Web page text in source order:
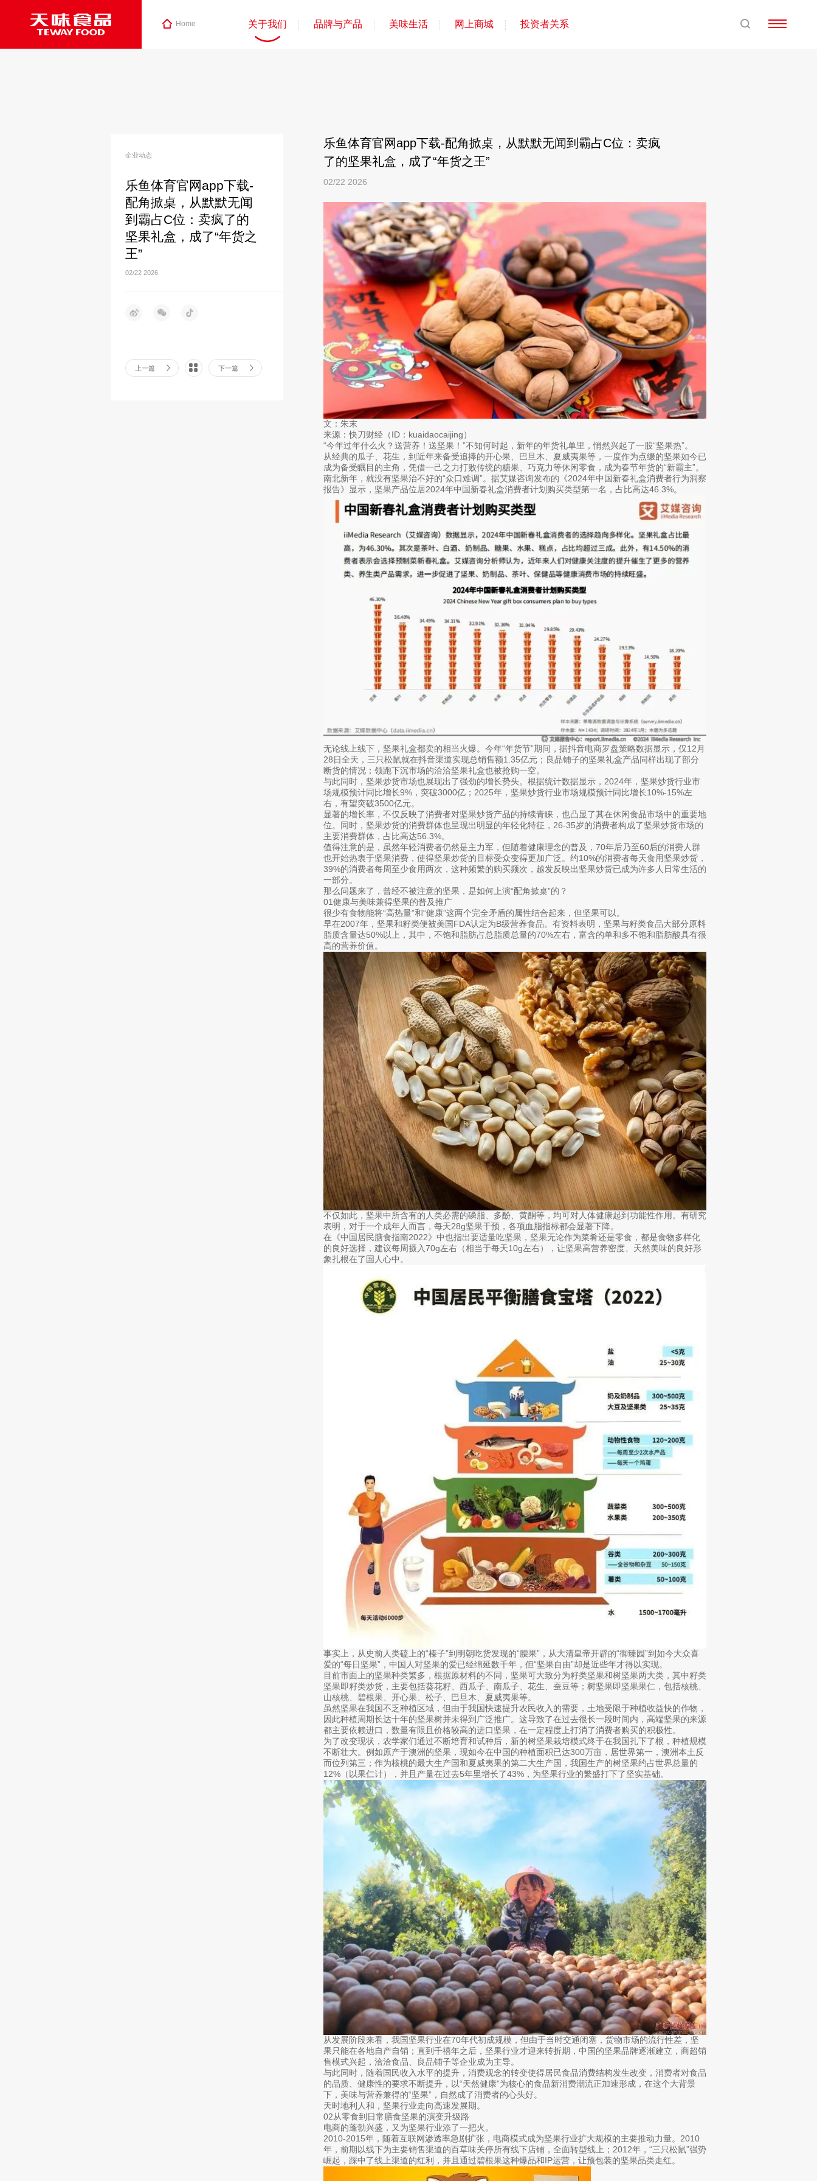
Home 关于我们 品牌与产品 美味生活 网上商城 投资者关系
企业动态
乐鱼体育官网app下载-
配角掀桌，从默默无闻
到霸占C位：卖疯了的
坚果礼盒，成了“年货之
王”
02/22 2026
上一篇 下一篇
乐鱼体育官网app下载-配角掀桌，从默默无闻到霸占C位：卖疯
了的坚果礼盒，成了“年货之王”
02/22 2026
文：朱末
来源：快刀财经（ID：kuaidaocaijing）
“今年过年什么火？送营养！送坚果！”不知何时起，新年的年货礼单里，悄然兴起了一股“坚果热”。
从经典的瓜子、花生，到近年来备受追捧的开心果、巴旦木、夏威夷果等，一度作为点缀的坚果如今已
成为备受瞩目的主角，凭借一己之力打败传统的糖果、巧克力等休闲零食，成为春节年货的“新霸主”。
南北新年，就没有坚果治不好的“众口难调”。据艾媒咨询发布的《2024年中国新春礼盒消费者行为洞察
报告》显示，坚果产品位居2024年中国新春礼盒消费者计划购买类型第一名，占比高达46.3%。
无论线上线下，坚果礼盒都卖的相当火爆。今年“年货节”期间，据抖音电商罗盘策略数据显示，仅12月
28日全天，三只松鼠就在抖音渠道实现总销售额1.35亿元；良品铺子的坚果礼盒产品同样出现了部分
断货的情况；领跑下沉市场的洽洽坚果礼盒也被抢购一空。
与此同时，坚果炒货市场也展现出了强劲的增长势头。根据统计数据显示，2024年，坚果炒货行业市
场规模预计同比增长9%，突破3000亿；2025年，坚果炒货行业市场规模预计同比增长10%-15%左
右，有望突破3500亿元。
显著的增长率，不仅反映了消费者对坚果炒货产品的持续青睐，也凸显了其在休闲食品市场中的重要地
位。同时，坚果炒货的消费群体也呈现出明显的年轻化特征，26-35岁的消费者构成了坚果炒货市场的
主要消费群体，占比高达56.3%。
值得注意的是，虽然年轻消费者仍然是主力军，但随着健康理念的普及，70年后乃至60后的消费人群
也开始热衷于坚果消费，使得坚果炒货的目标受众变得更加广泛。约10%的消费者每天食用坚果炒货，
39%的消费者每周至少食用两次，这种频繁的购买频次，越发反映出坚果炒货已成为许多人日常生活的
一部分。
那么问题来了，曾经不被注意的坚果，是如何上演“配角掀桌”的？
01健康与美味兼得坚果的普及推广
很少有食物能将“高热量”和“健康”这两个完全矛盾的属性结合起来，但坚果可以。
早在2007年，坚果和籽类便被美国FDA认定为B级营养食品。有资料表明，坚果与籽类食品大部分原料
脂质含量达50%以上，其中，不饱和脂肪占总脂质总量的70%左右，富含的单和多不饱和脂肪酸具有很
高的营养价值。
不仅如此，坚果中所含有的人类必需的磷脂、多酚、黄酮等，均可对人体健康起到功能性作用。有研究
表明，对于一个成年人而言，每天28g坚果干预，各项血脂指标都会显著下降。
在《中国居民膳食指南2022》中也指出要适量吃坚果，坚果无论作为菜肴还是零食，都是食物多样化
的良好选择，建议每周摄入70g左右（相当于每天10g左右），让坚果高营养密度、天然美味的良好形
象扎根在了国人心中。
事实上，从史前人类磕上的“榛子”到明朝吃货发现的“腰果”，从大清皇帝开辟的“御臻园”到如今大众喜
爱的“每日坚果”，中国人对坚果的爱已经绵延数千年，但“坚果自由”却是近些年才得以实现。
目前市面上的坚果种类繁多，根据原材料的不同，坚果可大致分为籽类坚果和树坚果两大类，其中籽类
坚果即籽类炒货，主要包括葵花籽、西瓜子、南瓜子、花生、蚕豆等；树坚果即坚果果仁，包括核桃、
山核桃、碧根果、开心果、松子、巴旦木、夏威夷果等。
虽然坚果在我国不乏种植区域，但由于我国快速提升农民收入的需要，土地受限于种植收益快的作物，
因此种植周期长达十年的坚果树并未得到广泛推广。这导致了在过去很长一段时间内，高端坚果的来源
都主要依赖进口，数量有限且价格较高的进口坚果，在一定程度上打消了消费者购买的积极性。
为了改变现状，农学家们通过不断培育和试种后，新的树坚果栽培模式终于在我国扎下了根，种植规模
不断壮大。例如原产于澳洲的坚果，现如今在中国的种植面积已达300万亩，居世界第一，澳洲本土反
而位列第三；作为核桃的最大生产国和夏威夷果的第二大生产国，我国生产的树坚果约占世界总量的
12%（以果仁计），并且产量在过去5年里增长了43%，为坚果行业的繁盛打下了坚实基础。
从发展阶段来看，我国坚果行业在70年代初成规模，但由于当时交通闭塞，货物市场的流行性差，坚
果只能在各地自产自销；直到千禧年之后，坚果行业才迎来转折期，中国的坚果品牌逐渐建立，商超销
售模式兴起，洽洽食品、良品铺子等企业成为主导。
与此同时，随着国民收入水平的提升，消费观念的转变使得居民食品消费结构发生改变，消费者对食品
的品质、健康性的要求不断提升，以“天然健康”为核心的食品新消费潮流正加速形成，在这个大背景
下，美味与营养兼得的“坚果”，自然成了消费者的心头好。
天时地利人和，坚果行业走向高速发展期。
02从零食到日常膳食坚果的演变升级路
电商的蓬勃兴盛，又为坚果行业添了一把火。
2010-2015年，随着互联网渗透率急剧扩张，电商模式成为坚果行业扩大规模的主要推动力量。2010
年，前期以线下为主要销售渠道的百草味关停所有线下店铺，全面转型线上；2012年，“三只松鼠”强势
崛起，踩中了线上渠道的红利，并且通过碧根果这种爆品和IP运营，让预包装的坚果品类走红。